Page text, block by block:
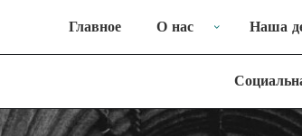
Главное О нас Наша